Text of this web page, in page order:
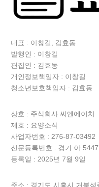
대표 : 이창길, 김효동
발행인 : 이창길
편집인 : 김효동
개인정보책임자 : 이창길
청소년보호책임자 : 김효동
상호 : 주식회사 씨엔에이치
제호 : 요양소식
사업자번호 : 276-87-03492
신문등록번호 : 경기 아
등록일 : 2025년 7월 9일
주소 : 경기도 시흥시 거북